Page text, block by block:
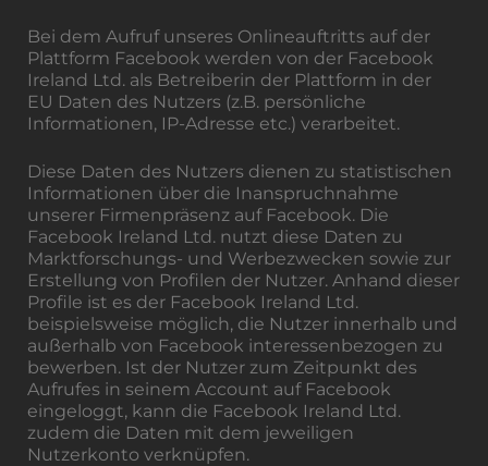
Bei dem Aufruf unseres Onlineauftritts auf der
Plattform Facebook werden von der Facebook
Ireland Ltd. als Betreiberin der Plattform in der
EU Daten des Nutzers (z.B. persönliche
Informationen, IP-Adresse etc.) verarbeitet.
Diese Daten des Nutzers dienen zu statistischen
Informationen über die Inanspruchnahme
unserer Firmenpräsenz auf Facebook. Die
Facebook Ireland Ltd. nutzt diese Daten zu
Marktforschungs- und Werbezwecken sowie zur
Erstellung von Profilen der Nutzer. Anhand dieser
Profile ist es der Facebook Ireland Ltd.
beispielsweise möglich, die Nutzer innerhalb und
außerhalb von Facebook interessenbezogen zu
bewerben. Ist der Nutzer zum Zeitpunkt des
Aufrufes in seinem Account auf Facebook
eingeloggt, kann die Facebook Ireland Ltd.
zudem die Daten mit dem jeweiligen
Nutzerkonto verknüpfen.